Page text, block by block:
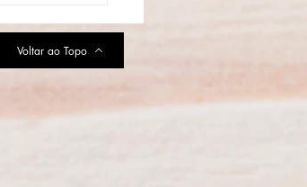
Voltar ao Topo